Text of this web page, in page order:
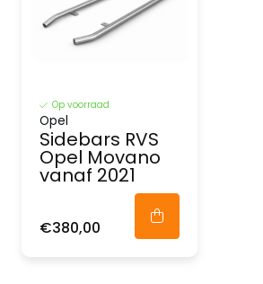
Op voorraad
Opel
Sidebars RVS
Opel Movano
vanaf 2021
€380,00